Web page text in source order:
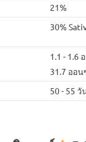
21%
30%
1.1 - 1.6
31.7 ออ
50 - 55 วั